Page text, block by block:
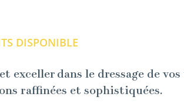
DISPONIBLE
exceller dans le dressage de
raffinées et sophistiquées.